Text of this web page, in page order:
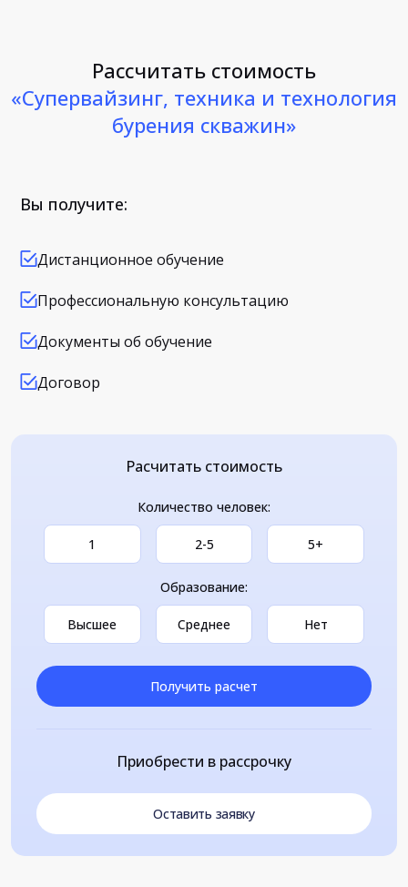
Рассчитать стоимость
«Супервайзинг, техника и технология
бурения скважин»
Вы получите:
Дистанционное обучение
Профессиональную консультацию
Документы об обучение
Договор
Расчитать стоимость
Количество человек:
1 2-5 5+
Образование:
Высшее Среднее Нет
Получить расчет
Приобрести в рассрочку
Оставить заявку